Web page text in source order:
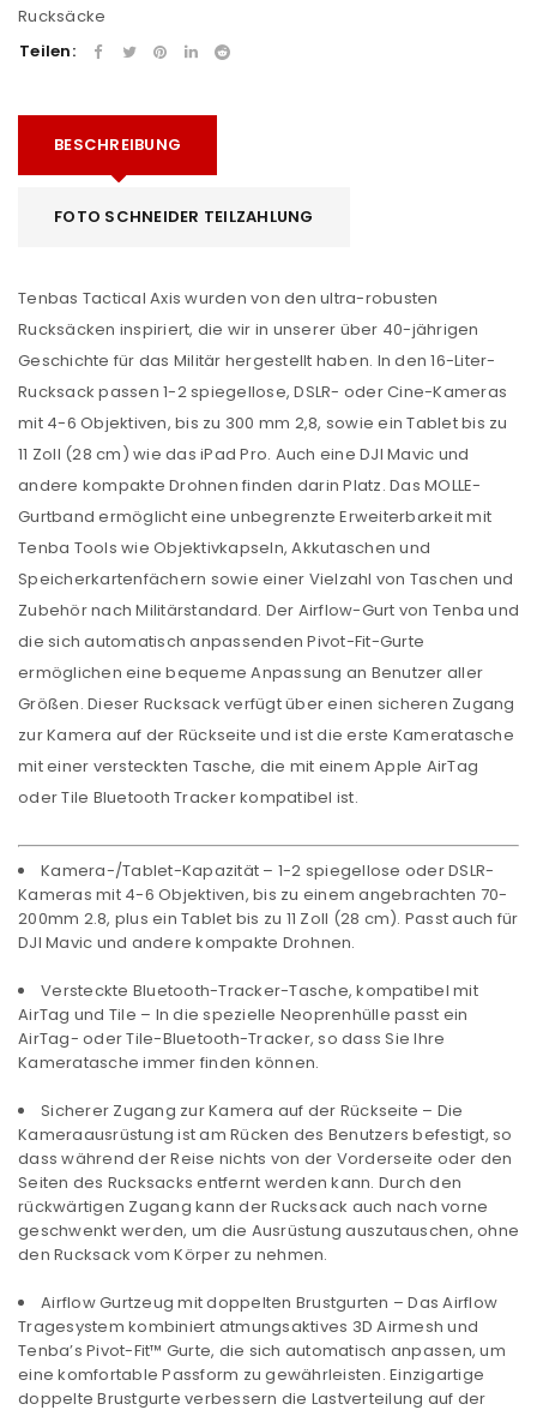
Rucksäcke
Teilen:
BESCHREIBUNG
FOTO SCHNEIDER TEILZAHLUNG
Tenbas Tactical Axis wurden von den ultra-robusten
Rucksäcken inspiriert, die wir in unserer über 40-jährigen
Geschichte für das Militär hergestellt haben. In den 16-Liter-
Rucksack passen 1-2 spiegellose, DSLR- oder Cine-Kameras
mit 4-6 Objektiven, bis zu 300 mm 2,8, sowie ein Tablet bis zu
11 Zoll (28 cm) wie das iPad Pro. Auch eine DJI Mavic und
andere kompakte Drohnen finden darin Platz. Das MOLLE-
Gurtband ermöglicht eine unbegrenzte Erweiterbarkeit mit
Tenba Tools wie Objektivkapseln, Akkutaschen und
Speicherkartenfächern sowie einer Vielzahl von Taschen und
Zubehör nach Militärstandard. Der Airflow-Gurt von Tenba und
die sich automatisch anpassenden Pivot-Fit-Gurte
ermöglichen eine bequeme Anpassung an Benutzer aller
Größen. Dieser Rucksack verfügt über einen sicheren Zugang
zur Kamera auf der Rückseite und ist die erste Kameratasche
mit einer versteckten Tasche, die mit einem Apple AirTag
oder Tile Bluetooth Tracker kompatibel ist.
Kamera-/Tablet-Kapazität – 1-2 spiegellose oder DSLR-
Kameras mit 4-6 Objektiven, bis zu einem angebrachten 70-
200mm 2.8, plus ein Tablet bis zu 11 Zoll (28 cm). Passt auch für
DJI Mavic und andere kompakte Drohnen.
Versteckte Bluetooth-Tracker-Tasche, kompatibel mit
AirTag und Tile – In die spezielle Neoprenhülle passt ein
AirTag- oder Tile-Bluetooth-Tracker, so dass Sie Ihre
Kameratasche immer finden können.
Sicherer Zugang zur Kamera auf der Rückseite – Die
Kameraausrüstung ist am Rücken des Benutzers befestigt, so
dass während der Reise nichts von der Vorderseite oder den
Seiten des Rucksacks entfernt werden kann. Durch den
rückwärtigen Zugang kann der Rucksack auch nach vorne
geschwenkt werden, um die Ausrüstung auszutauschen, ohne
den Rucksack vom Körper zu nehmen.
Airflow Gurtzeug mit doppelten Brustgurten – Das Airflow
Tragesystem kombiniert atmungsaktives 3D Airmesh und
Tenba’s Pivot-Fit™ Gurte, die sich automatisch anpassen, um
eine komfortable Passform zu gewährleisten. Einzigartige
doppelte Brustgurte verbessern die Lastverteilung auf der